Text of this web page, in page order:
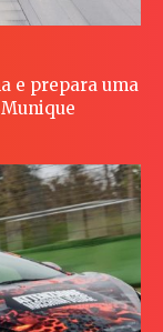
e prepara uma